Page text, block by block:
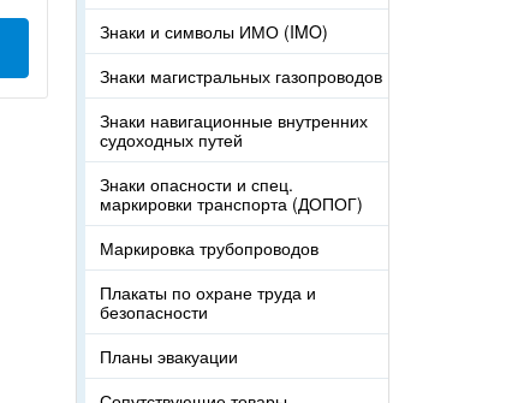
Знаки и символы ИМО (IMO)
Знаки магистральных газопроводов
Знаки навигационные внутренних
судоходных путей
Знаки опасности и спец.
маркировки транспорта (ДОПОГ)
Маркировка трубопроводов
Плакаты по охране труда и
безопасности
Планы эвакуации